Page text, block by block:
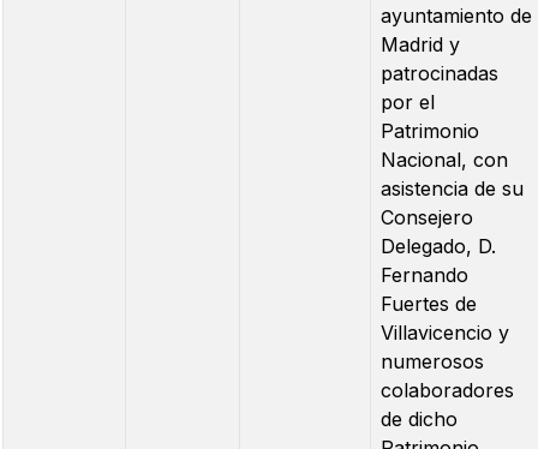
ayuntamiento de
Madrid y
patrocinadas
por el
Patrimonio
Nacional, con
asistencia de su
Consejero
Delegado, D.
Fernando
Fuertes de
Villavicencio y
numerosos
colaboradores
de dicho